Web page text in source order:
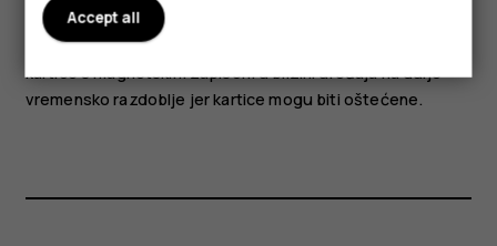
Dijelovi uređaja su magnetski. Uređaj može privući
metalne materijale. Ne ostavljajte kreditne kartice ili druge
kartice s magnetskim zapisom u blizini uređaja na dulje
vremensko razdoblje jer kartice mogu biti oštećene.
Accept all